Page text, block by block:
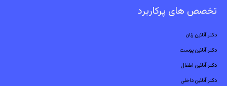
تخصص های پرکاربرد
دکتر آنلاین زنان
دکتر آنلاین پوست
دکتر آنلاین اطفال
دکتر آنلاین داخلی